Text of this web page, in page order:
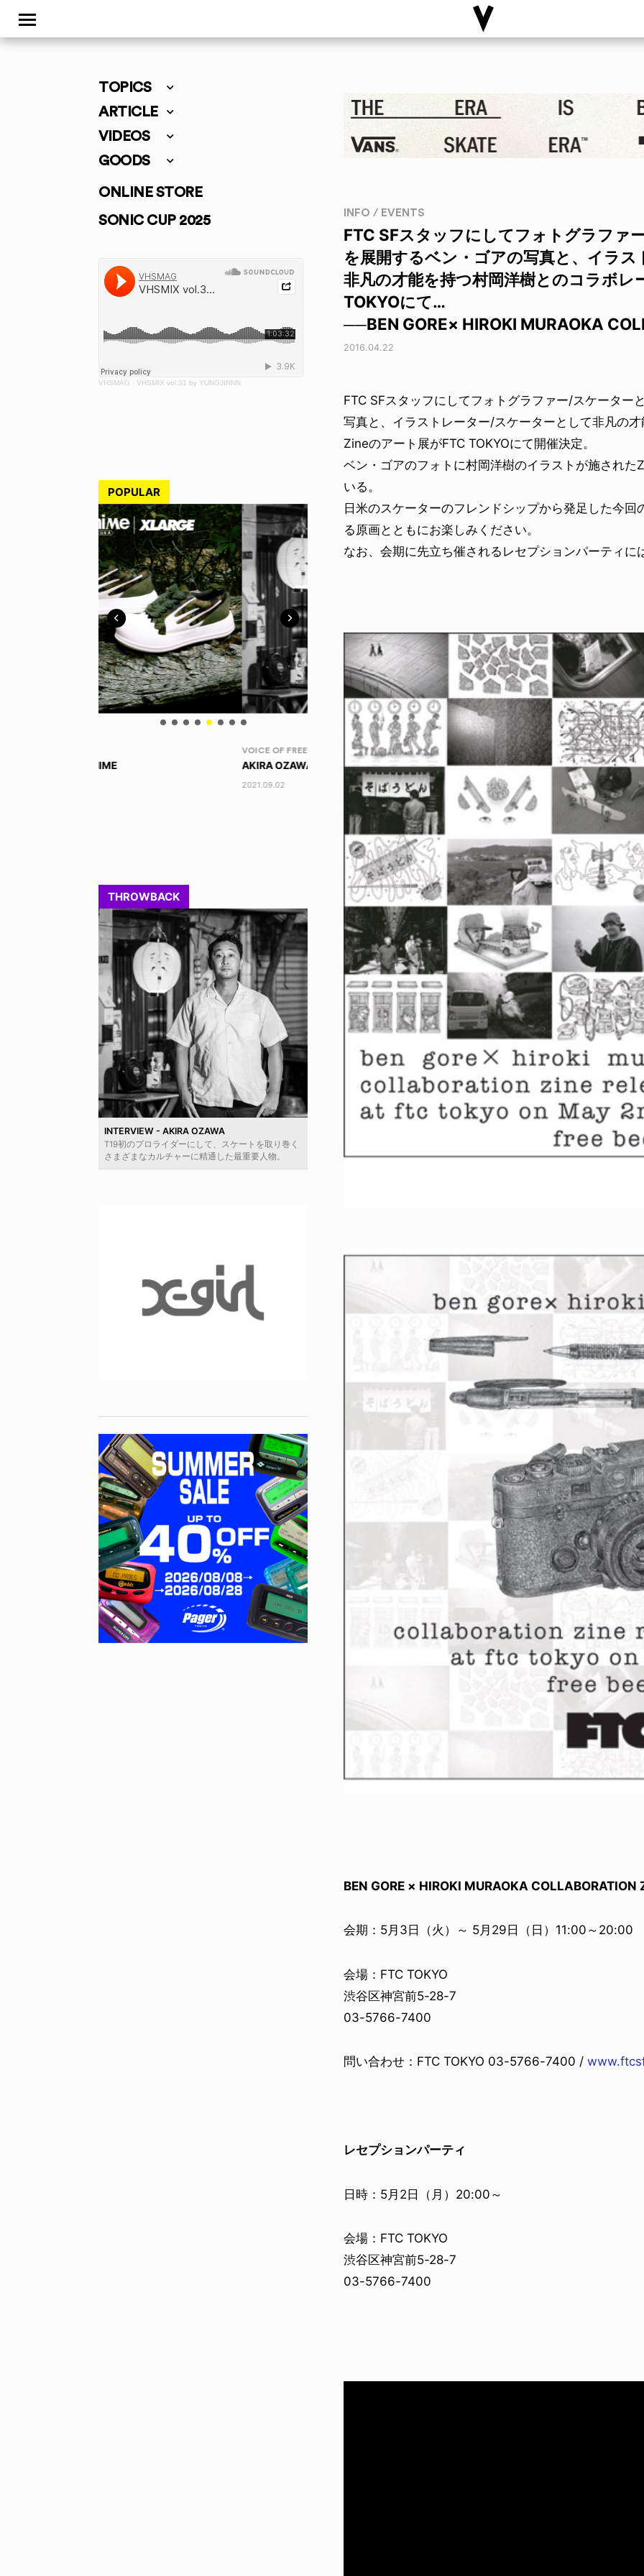
TOPICS
ARTICLE
VIDEOS
GOODS
ONLINE STORE
SONIC CUP 2025
VHSMAG · VHSMIX vol.31 by YUNGJINNN
POPULAR
AKIRA OZAWA / 尾澤 彰 DINOSAUR JR.
2026.08.06
NEWS
TOBY RYAN - PRO FOR
2026.08.08
THROWBACK
INTERVIEW - AKIRA OZAWA
T19初のプロライダーにして、スケートを取り巻く
さまざまなカルチャーに精通した最重要人物。
INFO / EVENTS
FTC SFスタッフにしてフォトグラファ
を展開するベン・ゴアの写真と、イラ
非凡の才能を持つ村岡洋樹とのコラボレ
TOKYOにて…
──BEN GORE× HIROKI MURAOKA
2016.04.22
FTC SFスタッフにしてフォトグラファー/スケーター
写真と、イラストレーター/スケーターとして非凡の
Zineのアート展がFTC TOKYOにて開催決定。
ベン・ゴアのフォトに村岡洋樹のイラストが施され
いる。
日米のスケーターのフレンドシップから発足した今
る原画とともにお楽しみください。
なお、会期に先立ち催されるレセプションパーティに
BEN GORE × HIROKI MURAOKA COLLABORATION
会期：5月3日（火）～ 5月29日（日）11:00～20:00
会場：FTC TOKYO
渋谷区神宮前5-28-7
03-5766-7400
問い合わせ：FTC TOKYO 03-5766-7400 /
レセプションパーティ
日時：5月2日（月）20:00～
会場：FTC TOKYO
渋谷区神宮前5-28-7
03-5766-7400